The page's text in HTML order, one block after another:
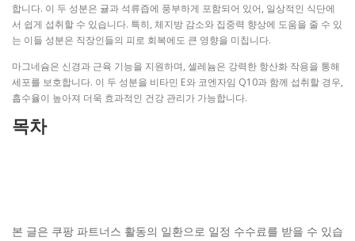
합니다. 이 두 성분은 귤과 석류즙에 풍부하게 포함되어 있어, 일상적인 식단에
서 쉽게 섭취할 수 있습니다. 특히, 체지방 감소와 집중력 향상에 도움을 줄 수 있
는 이들 성분은 직장인들의 피로 회복에도 큰 영향을 미칩니다.
마그네슘은 신경과 근육 기능을 지원하며, 셀레늄은 강력한 항산화 작용을 통해
세포를 보호합니다. 이 두 성분을 비타민 E와 코엔자임 Q10과 함께 섭취할 경우,
흡수율이 높아져 더욱 효과적인 건강 관리가 가능합니다.
목차
본 글은 쿠팡 파트너스 활동의 일환으로 일정 수수료를 받을 수 있습